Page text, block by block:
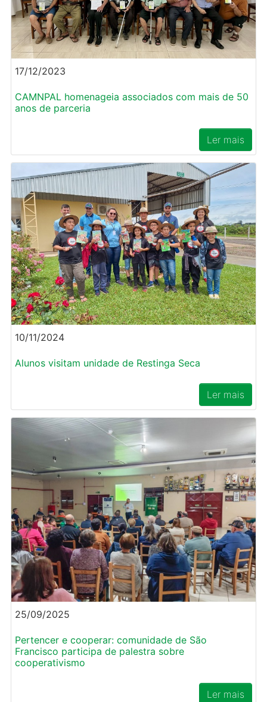
17/12/2023
CAMNPAL homenageia associados com mais de 50
anos de parceria
Ler mais
10/11/2024
Alunos visitam unidade de Restinga Seca
Ler mais
25/09/2025
Pertencer e cooperar: comunidade de São
Francisco participa de palestra sobre
cooperativismo
Ler mais